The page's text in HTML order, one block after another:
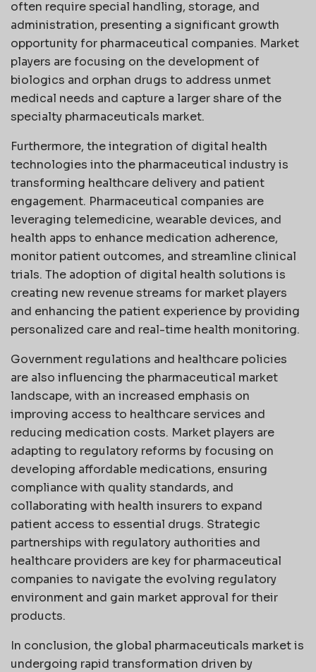
often require special handling, storage, and
administration, presenting a significant growth
opportunity for pharmaceutical companies. Market
players are focusing on the development of
biologics and orphan drugs to address unmet
medical needs and capture a larger share of the
specialty pharmaceuticals market.
Furthermore, the integration of digital health
technologies into the pharmaceutical industry is
transforming healthcare delivery and patient
engagement. Pharmaceutical companies are
leveraging telemedicine, wearable devices, and
health apps to enhance medication adherence,
monitor patient outcomes, and streamline clinical
trials. The adoption of digital health solutions is
creating new revenue streams for market players
and enhancing the patient experience by providing
personalized care and real-time health monitoring.
Government regulations and healthcare policies
are also influencing the pharmaceutical market
landscape, with an increased emphasis on
improving access to healthcare services and
reducing medication costs. Market players are
adapting to regulatory reforms by focusing on
developing affordable medications, ensuring
compliance with quality standards, and
collaborating with health insurers to expand
patient access to essential drugs. Strategic
partnerships with regulatory authorities and
healthcare providers are key for pharmaceutical
companies to navigate the evolving regulatory
environment and gain market approval for their
products.
In conclusion, the global pharmaceuticals market is
undergoing rapid transformation driven by